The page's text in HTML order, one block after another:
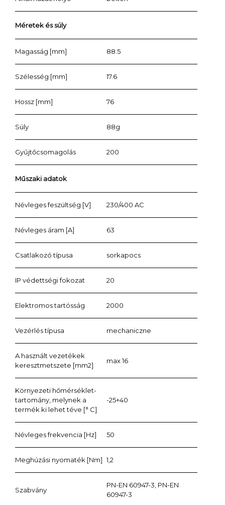
Méretek és súly
Magasság [mm] 88.5
Szélesség [mm] 17.6
Hossz [mm] 76
Súly 88g
Gyűjtőcsomagolás 200
Műszaki adatok
Névleges feszültség [V] 230/400 AC
Névleges áram [A] 63
Csatlakozó típusa sorkapocs
IP védettségi fokozat 20
Elektromos tartósság 2000
Vezérlés típusa mechaniczne
A használt vezetékek
keresztmetszete [mm2]
max 16
Környezeti hőmérséklet-
tartomány, melynek a
termék ki lehet téve [° C]
-25+40
Névleges frekvencia [Hz] 50
Meghúzási nyomaték [Nm] 1,2
Szabvány
PN-EN 60947-3, PN-EN
60947-3